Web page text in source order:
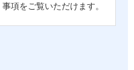
事項をご覧いただけます。